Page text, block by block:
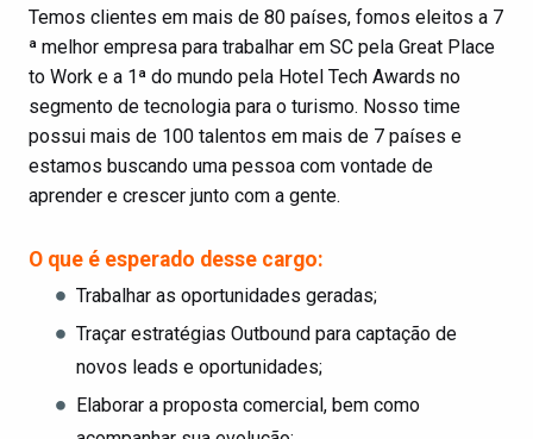
Temos clientes em mais de 80 países, fomos eleitos a 7
ª melhor empresa para trabalhar em SC pela Great Place
to Work e a 1ª do mundo pela Hotel Tech Awards no
segmento de tecnologia para o turismo. Nosso time
possui mais de 100 talentos em mais de 7 países e
estamos buscando uma pessoa com vontade de
aprender e crescer junto com a gente.
O que é esperado desse cargo:
Trabalhar as oportunidades geradas;
Traçar estratégias Outbound para captação de
novos leads e oportunidades;
Elaborar a proposta comercial, bem como